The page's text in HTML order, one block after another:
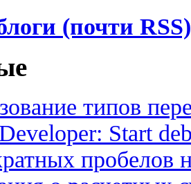
(почти RSS)
типов
Start
пробелов